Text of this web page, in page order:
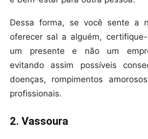
Dessa forma, se você sente a
oferecer sal a alguém,
um presente e não um
evitando assim possíveis
doenças, rompimentos
profissionais.
2. Vassoura